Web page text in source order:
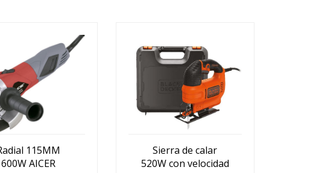
115MM
600W AICER
Sierra de calar
520W con velocidad